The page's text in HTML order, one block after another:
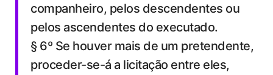
companheiro, pelos descendentes ou
pelos ascendentes do executado.
§ 6º Se houver mais de um pretendente,
proceder-se-á a licitação entre eles,